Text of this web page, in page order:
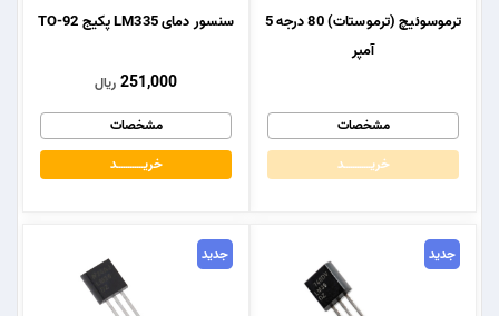
ترموسوئیچ (ترموستات) 80 درجه 5
آمپر
مشخصات
خریــــــــــــد
سنسور دمای LM335 پکیج TO-92
251,000 ریال
مشخصات
خریــــــــــــد
جدید جدید